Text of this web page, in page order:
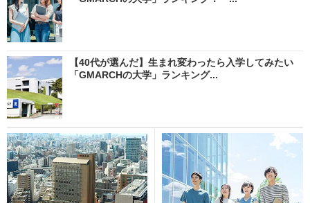
【40代が選んだ】生まれ変わったら入学してみたい
「GMARCHの大学」ランキング...